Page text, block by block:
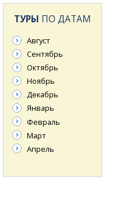
ТУРЫ ПО ДАТАМ
Август
Сентябрь
Октябрь
Ноябрь
Декабрь
Январь
Февраль
Март
Апрель